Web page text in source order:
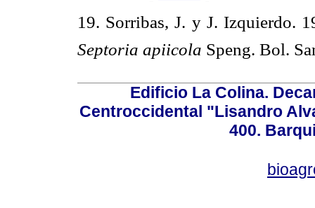
19. Sorribas, J. y J. Izquierdo.
Septoria apiicola Speng. Bol.
Edificio La Colina.
Centroccidental "Lisandro
400.